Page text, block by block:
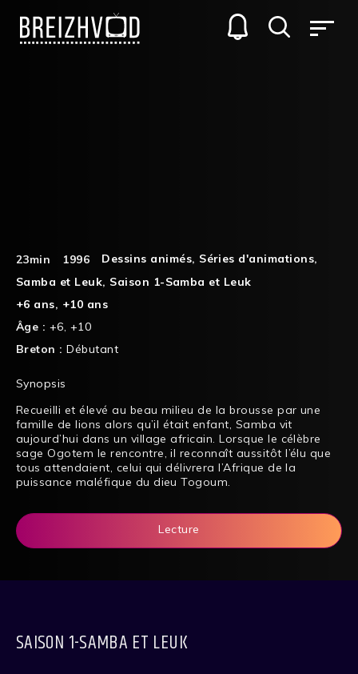
23min 1996 Dessins animés, Séries d'animations,
Samba et Leuk, Saison 1-Samba et Leuk
+6 ans, +10 ans
Âge : +6, +10
Breton :Débutant
Synopsis
Recueilli et élevé au beau milieu de la brousse par une
famille de lions alors qu’il était enfant, Samba vit
aujourd’hui dans un village africain. Lorsque le célèbre
sage Ogotem le rencontre, il reconnaît aussitôt l’élu que
tous attendaient, celui qui délivrera l’Afrique de la
puissance maléfique du dieu Togoum.
Lecture
SAISON 1-SAMBA ET LEUK